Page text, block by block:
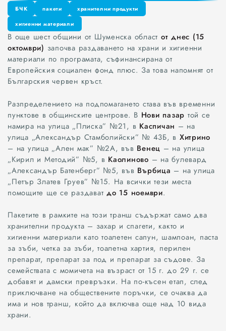
6
7
9
БЧК
БЧК
пакети
пакети
хранителни продукти
хигиенни материали
хигиенни материали
В още шест общини от Шуменска област от днес (15
октомври) започва раздаването на храни и хигиенни
материали по програмата, съфинансирана от
Европейския социален фонд плюс. За това напомнят от
Българския червен кръст.
Разпределението на подпомагането става във временни
пунктове в общинските центрове. В Нови пазар той се
намира на улица „Плиска” №21, в Каспичан – на
улица „Александър Стамболийски” № 43Б, в Хитрино
– на улица „Ален мак” №2А, във Венец – на улица
„Кирил и Методий” №5, в Каолиново – на булевард
„Александър Батенберг” №5, във Върбица – на улица
„Петър Златев Груев” №15. На всички тези места
помощите ще се раздават до 15 ноември.
Пакетите в рамките на този транш съдържат само два
хранителни продукта – захар и спагети, както и
хигиенни материали като тоалетен сапун, шампоан, паста
за зъби, четка за зъби, тоалетна хартия, перилен
препарат, препарат за под и препарат за съдове. За
семействата с момичета на възраст от 15 г. до 29 г. се
добавят и дамски превръзки. На по-късен етап, след
приключване на обществените поръчки, се очаква да
има и нов транш, който да включва още над 10 вида
храни.